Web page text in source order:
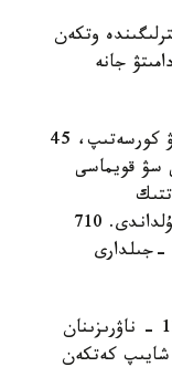
وتكەن
جانە
« قىزىلاعاش سۋ قويماسىنا كەلەتىن بولساق، قۋانىشىمىزعا وراي، بيىل ق ر ۇكىمەتى ۇلكەن قولداۋ كورسەتىپ، 45
قارجى ءبولۋ تۋرالى شەشىم قابىلدادى. ەلىمىزدە 45 اپاتتى سۋ قويماسى
كوميسسيانىڭ وتىرىسىندا 15 سۋ قويمانى كۇردەلى جوندەۋدەن وتكىزۋ ءۇشىن 710 ملن تەڭگە ماقۇلداندى. 710
ميلليون تەڭگەنىڭ 50 ميلليونى قىزىلاعاش سۋ قويماسىنا ءبولىندى. قالعان قاراجات 2017-2018 -جىلدارى
قىزىلاعاش سۋ قويماسىنىڭ اتى قازاقستاندا قايعىلى وقيعامەن قاتار جۇرەدى. 2010 -جىلدىڭ 11 - ناۋرىزىنان
شايىپ كەتكەن